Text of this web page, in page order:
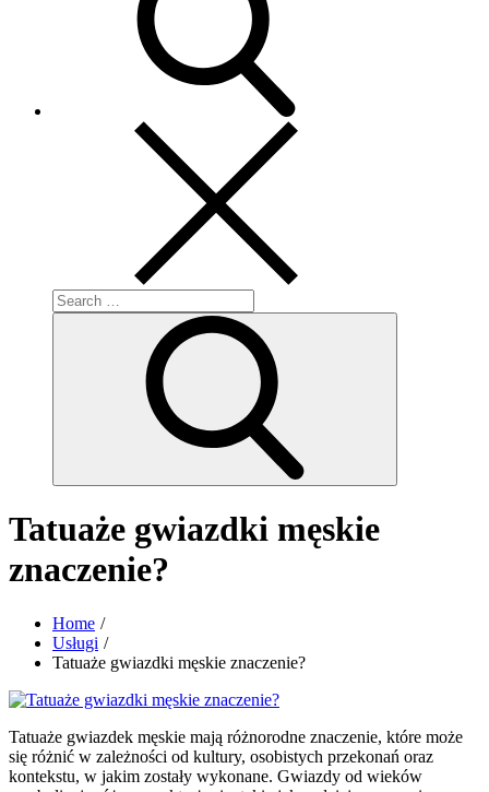
Search
for:
Tatuaże gwiazdki męskie
znaczenie?
Home
Usługi
Tatuaże gwiazdki męskie znaczenie?
Tatuaże gwiazdek męskie mają różnorodne znaczenie, które może
się różnić w zależności od kultury, osobistych przekonań oraz
kontekstu, w jakim zostały wykonane. Gwiazdy od wieków